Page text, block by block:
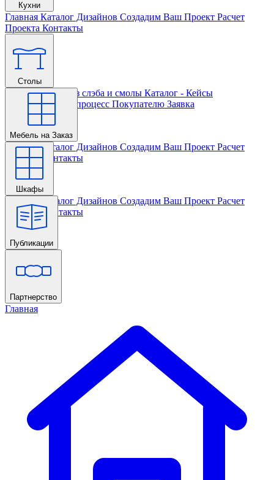
Кухни
Главная Каталог Дизайнов Создадим Ваш Проект Расчет
Проекта Контакты
Столы
Главная Столы из слэба и смолы Каталог - Кейсы
Кастомизации и процесс Покупателю Заявка
Мебель на Заказ
Главная Каталог Дизайнов Создадим Ваш Проект Расчет
Проекта
Контакты
Шкафы
Главная Каталог Дизайнов Создадим Ваш Проект Расчет
Проекта Контакты
Публикации
Главная
Партнерство
Главная